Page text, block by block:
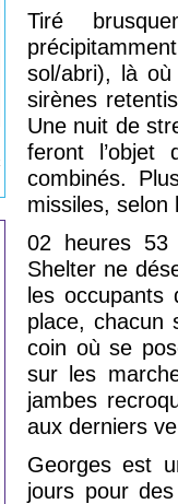
Tiré
sol/abri), là
sirènes
Une nuit de
feront l’objet
combinés.
missiles, selon
02 heures 53
Shelter ne
les
place, chacun
coin où se
sur les
jambes
aux derniers
Georges est
jours pour